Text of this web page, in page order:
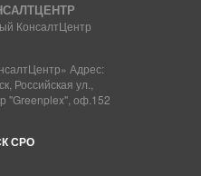
КонсалтЦентр
Адрес:
Российская ул.,
"Greenplex", оф.152
СРО